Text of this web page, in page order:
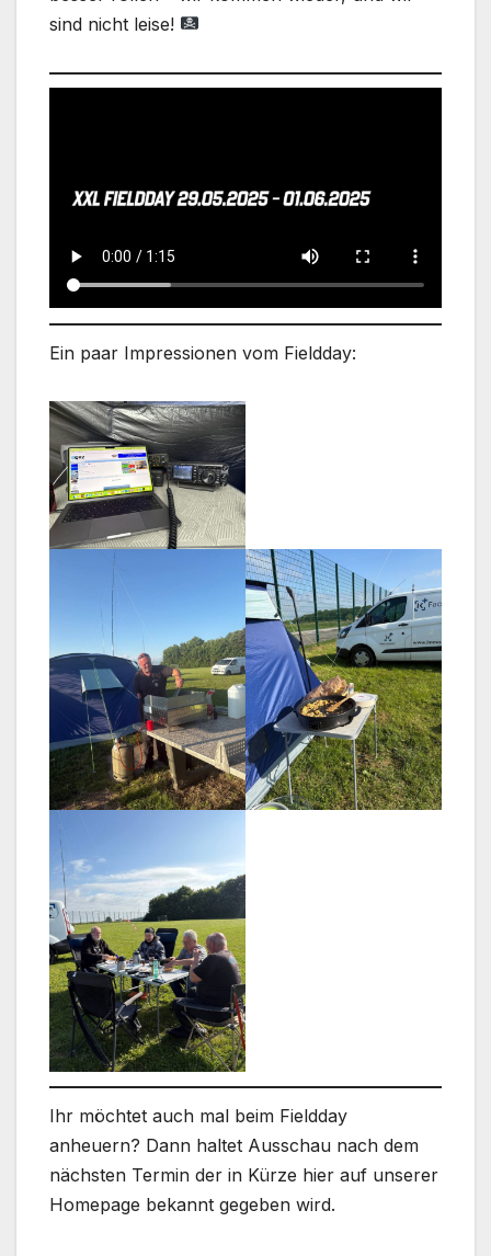
sind nicht leise!
Ein paar Impressionen vom Fieldday:
Ihr möchtet auch mal beim Fieldday
anheuern? Dann haltet Ausschau nach dem
nächsten Termin der in Kürze hier auf unserer
Homepage bekannt gegeben wird.